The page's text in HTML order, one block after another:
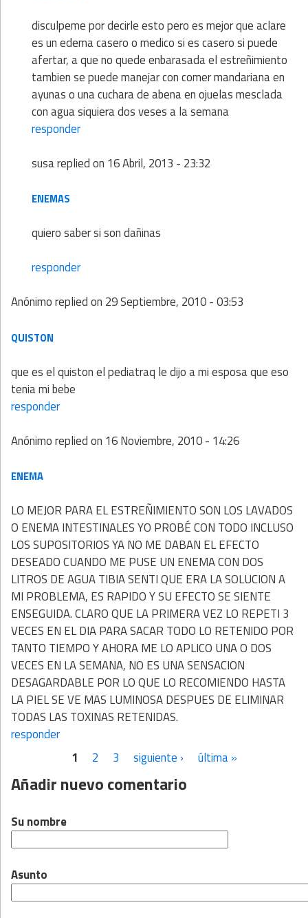
disculpeme por decirle esto pero es mejor que aclare
es un edema casero o medico si es casero si puede
afertar, a que no quede enbarasada el estreñimiento
tambien se puede manejar con comer mandariana en
ayunas o una cuchara de abena en ojuelas mesclada
con agua siquiera dos veses a la semana
responder
susareplied on 16 Abril, 2013 - 23:32
ENEMAS
quiero saber si son dañinas
responder
Anónimoreplied on 29 Septiembre, 2010 - 03:53
QUISTON
que es el quiston el pediatraq le dijo a mi esposa que eso
tenia mi bebe
responder
Anónimoreplied on 16 Noviembre, 2010 - 14:26
ENEMA
LO MEJOR PARA EL ESTREÑIMIENTO SON LOS LAVADOS
O ENEMA INTESTINALES YO PROBÉ CON TODO INCLUSO
LOS SUPOSITORIOS YA NO ME DABAN EL EFECTO
DESEADO CUANDO ME PUSE UN ENEMA CON DOS
LITROS DE AGUA TIBIA SENTI QUE ERA LA SOLUCION A
MI PROBLEMA, ES RAPIDO Y SU EFECTO SE SIENTE
ENSEGUIDA. CLARO QUE LA PRIMERA VEZ LO REPETI 3
VECES EN EL DIA PARA SACAR TODO LO RETENIDO POR
TANTO TIEMPO Y AHORA ME LO APLICO UNA O DOS
VECES EN LA SEMANA, NO ES UNA SENSACION
DESAGARDABLE POR LO QUE LO RECOMIENDO HASTA
LA PIEL SE VE MAS LUMINOSA DESPUES DE ELIMINAR
TODAS LAS TOXINAS RETENIDAS.
responder
1 2 3 siguiente › última »
Añadir nuevo comentario
Su nombre
Asunto